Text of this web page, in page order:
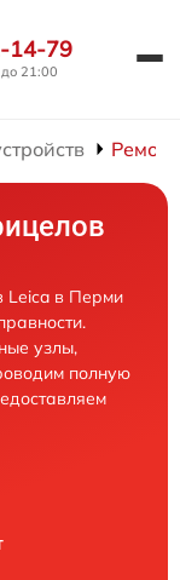
14-79
21:00
Leica в Перми
узлы,
полную